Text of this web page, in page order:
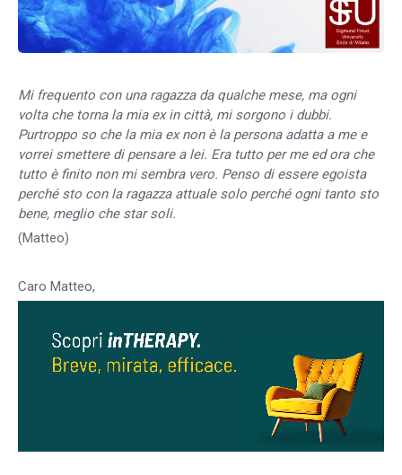
Mi frequento con una ragazza da qualche mese, ma ogni
volta che torna la mia ex in città, mi sorgono i dubbi.
Purtroppo so che la mia ex non è la persona adatta a me e
vorrei smettere di pensare a lei. Era tutto per me ed ora che
tutto è finito non mi sembra vero. Penso di essere egoista
perché sto con la ragazza attuale solo perché ogni tanto sto
bene, meglio che star soli.
(Matteo)
Caro Matteo,